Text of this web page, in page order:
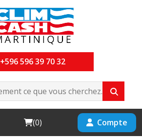
+596 596 39 70 32
Cart
(0) Compte